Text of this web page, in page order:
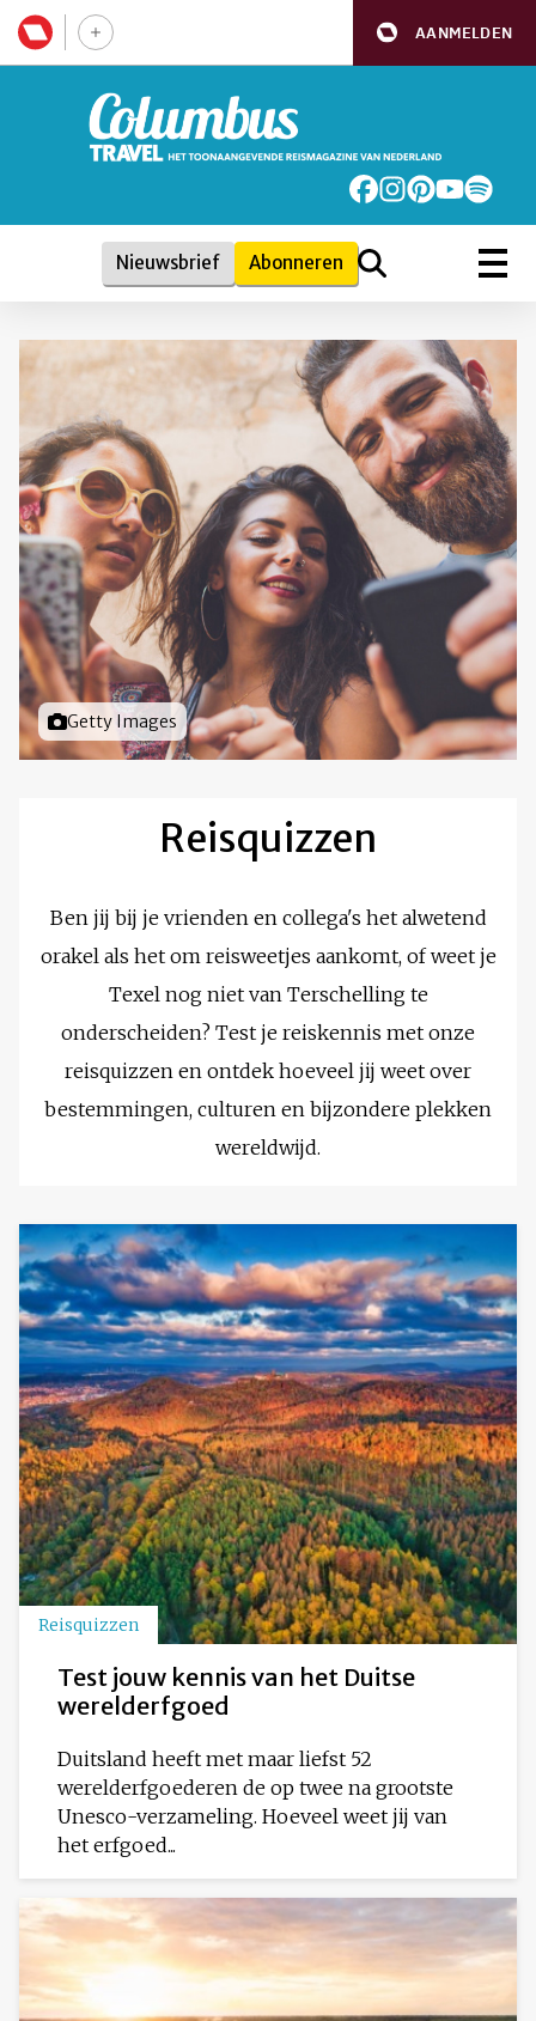
AANMELDEN
Nieuwsbrief Abonneren
Foto door
Getty Images
Reisquizzen
Ben jij bij je vrienden en collega's het alwetend
orakel als het om reisweetjes aankomt, of weet je
Texel nog niet van Terschelling te
onderscheiden? Test je reiskennis met onze
reisquizzen en ontdek hoeveel jij weet over
bestemmingen, culturen en bijzondere plekken
wereldwijd.
Reisquizzen
Test jouw kennis van het Duitse
werelderfgoed
Duitsland heeft met maar liefst 52
werelderfgoederen de op twee na grootste
Unesco-verzameling. Hoeveel weet jij van
het erfgoed...